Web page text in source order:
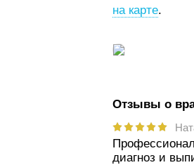
на карте.
Отзывы о
диагноз и